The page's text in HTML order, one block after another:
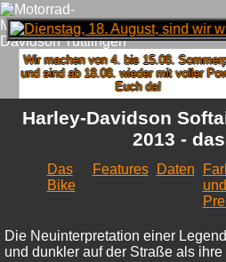
Wir machen von 4. bis 15.08.
und sind ab 18.08. wieder mit voller
Euch da!
Harley-Davidson
2013 -
Das
Bike
Features Daten
und
Die Neuinterpretation einer
und dunkler auf der Straße als